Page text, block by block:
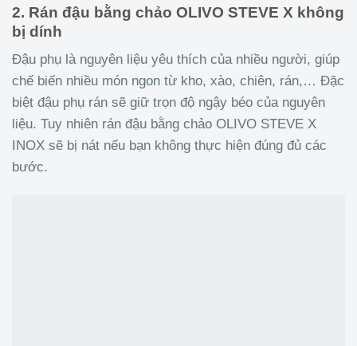
2. Rán đậu bằng chảo OLIVO STEVE X không
bị dính
Đậu phụ là nguyên liệu yêu thích của nhiều người, giúp
chế biến nhiều món ngon từ kho, xào, chiên, rán,… Đặc
biệt đậu phụ rán sẽ giữ trọn độ ngậy béo của nguyên
liệu. Tuy nhiên rán đậu bằng chảo OLIVO STEVE X
INOX sẽ bị nát nếu bạn không thực hiện đúng đủ các
bước.